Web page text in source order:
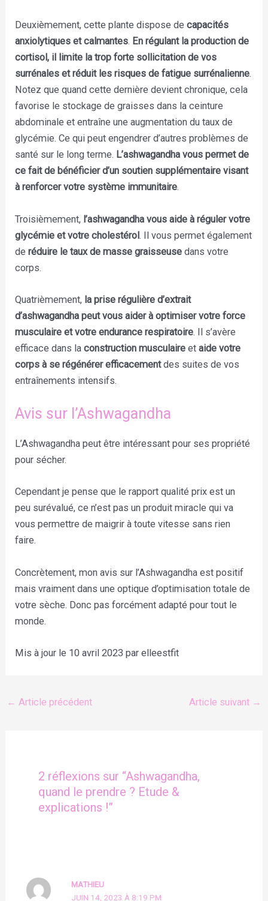
Deuxièmement, cette plante dispose decapacités
anxiolytiques et calmantes. En régulant la production de
cortisol, il limite la trop forte sollicitation de vos
surrénales et réduit les risques de fatigue surrénalienne.
Notez que quand cette dernière devient chronique, cela
favorise le stockage de graisses dans la ceinture
abdominale et entraîne une augmentation du taux de
glycémie. Ce qui peut engendrer d’autres problèmes de
santé sur le long terme. L’ashwagandha vous permet de
ce fait de bénéficier d’un soutien supplémentaire visant
à renforcer votre système immunitaire.
Troisièmement, l’ashwagandha vous aide à réguler votre
glycémie et votre cholestérol. Il vous permet également
deréduire le taux de masse graisseuse dans votre
corps.
Quatrièmement, la prise régulière d’extrait
d’ashwagandha peut vous aider à optimiser votre force
musculaire et votre endurance respiratoire. Il s’avère
efficace dans laconstruction musculaire etaide votre
corps à se régénérer efficacementdes suites de vos
entraînements intensifs.
Avis sur l’Ashwagandha
L’Ashwagandha peut être intéressant pour ses propriété
pour sécher.
Cependant je pense que le rapport qualité prix est un
peu surévalué, ce n’est pas un produit miracle qui va
vous permettre de maigrir à toute vitesse sans rien
faire.
Concrètement, mon avis sur l’Ashwagandha est positif
mais vraiment dans une optique d’optimisation totale de
votre sèche. Donc pas forcément adapté pour tout le
monde.
Mis à jour le 10 avril 2023 par elleestfit
← Article précédent Article suivant →
2 réflexions sur “Ashwagandha,
quand le prendre ? Etude &
explications !”
MATHIEU
JUIN 14, 2023 À 8:19 PM